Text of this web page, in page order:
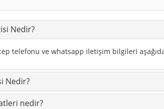
Nedir?
telefonu ve whatsapp iletişim bilgileri
Nedir?
nedir?